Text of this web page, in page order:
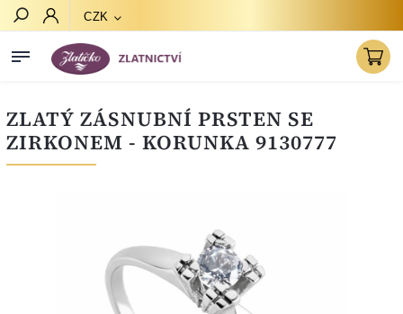
CZK
ZLATÝ ZÁSNUBNÍ PRSTEN SE
ZIRKONEM - KORUNKA 9130777